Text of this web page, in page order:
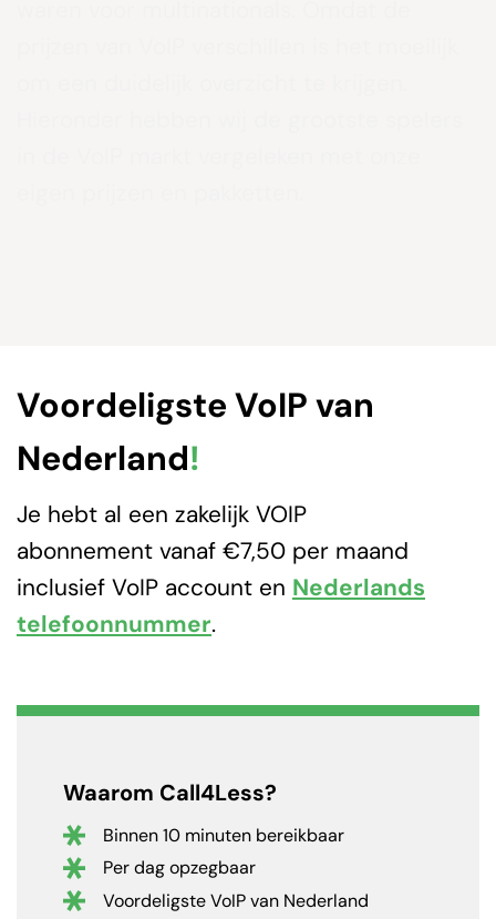
Voordeligste VoIP van
Nederland!
Je hebt al een zakelijk VOIP
abonnement vanaf €7,50 per maand
inclusief VoIP account en Nederlands
telefoonnummer.
Waarom Call4Less?
Binnen 10 minuten bereikbaar
Per dag opzegbaar
Voordeligste VoIP van Nederland